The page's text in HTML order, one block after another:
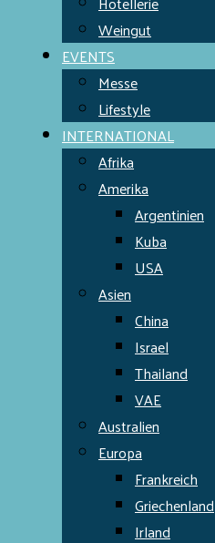
Weingut
EVENTS
Messe
Lifestyle
INTERNATIONAL
Afrika
Amerika
Argentinien
Kuba
USA
Asien
China
Israel
Thailand
VAE
Australien
Europa
Frankreich
Griechenland
Irland